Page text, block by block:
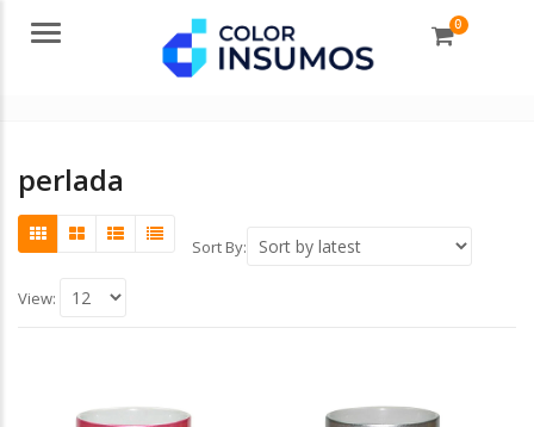
Menu 0
perlada
Sort By:
View: